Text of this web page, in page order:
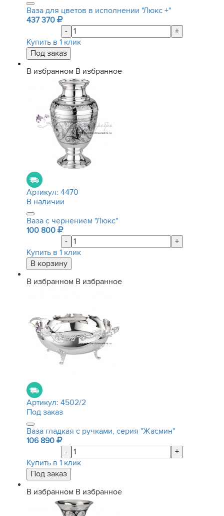
Ваза для цветов в исполнении "Люкс +"
437 370
-
+
Купить в 1 клик
В избранном В избранное
Артикул: 4470
В наличии
Ваза с чернением "Люкс"
100 800
-
+
Купить в 1 клик
В избранном В избранное
Артикул: 4502/2
Под заказ
Ваза гладкая с ручками, серия "Жасмин"
106 890
-
+
Купить в 1 клик
В избранном В избранное